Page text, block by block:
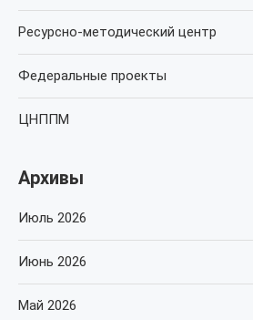
Ресурсно-методический центр
Федеральные проекты
ЦНППМ
Архивы
Июль 2026
Июнь 2026
Май 2026